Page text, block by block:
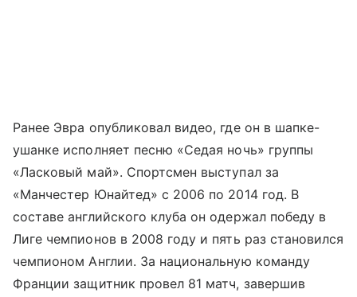
Ранее Эвра опубликовал видео, где он в шапке-
ушанке исполняет песню «Седая ночь» группы
«Ласковый май». Спортсмен выступал за
«Манчестер Юнайтед» с 2006 по 2014 год. В
составе английского клуба он одержал победу в
Лиге чемпионов в 2008 году и пять раз становился
чемпионом Англии. За национальную команду
Франции защитник провел 81 матч, завершив